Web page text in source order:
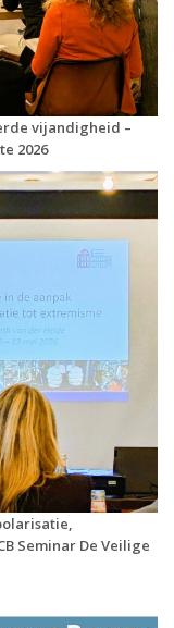
vijandigheid –
2026
Seminar De Veilige